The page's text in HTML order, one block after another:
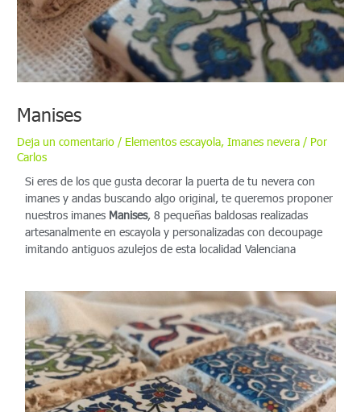
Manises
Deja un comentario / Elementos escayola,Imanes nevera / Por
Carlos
Si eres de los que gusta decorar la puerta de tu nevera con
imanes y andas buscando algo original, te queremos proponer
nuestros imanes Manises, 8 pequeñas baldosas realizadas
artesanalmente en escayola y personalizadas con decoupage
imitando antiguos azulejos de esta localidad Valenciana